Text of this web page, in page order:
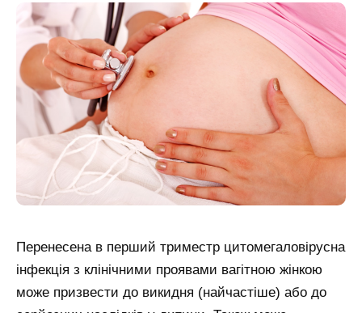
Перенесена в перший триместр цитомегаловірусна
інфекція з клінічними проявами вагітною жінкою
може призвести до викидня (найчастіше) або до